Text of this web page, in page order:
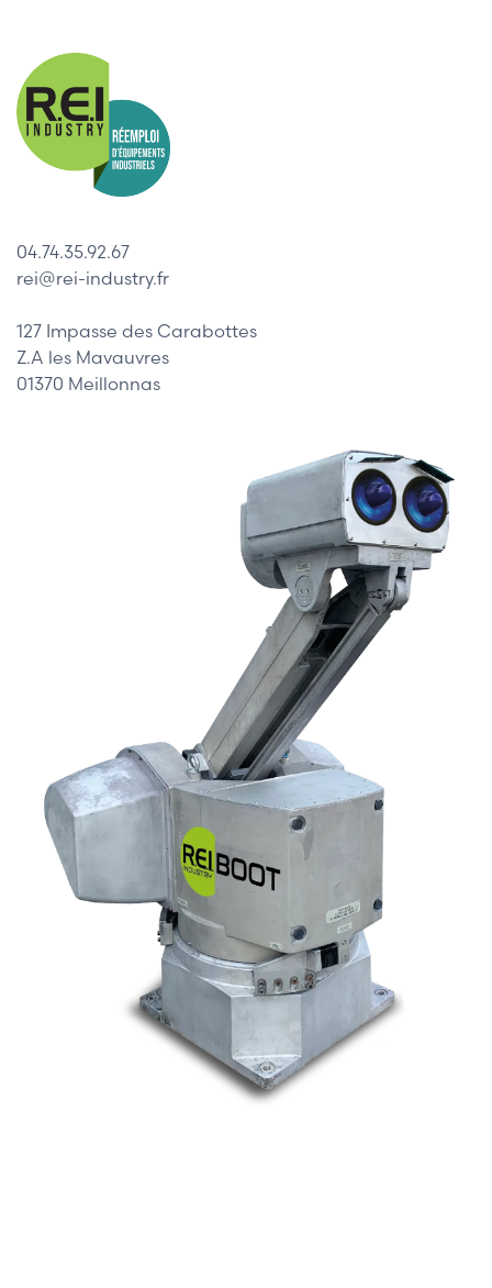
04.74.35.92.67
rei@rei-industry.fr
127 Impasse des Carabottes
Z.A les Mavauvres
01370 Meillonnas